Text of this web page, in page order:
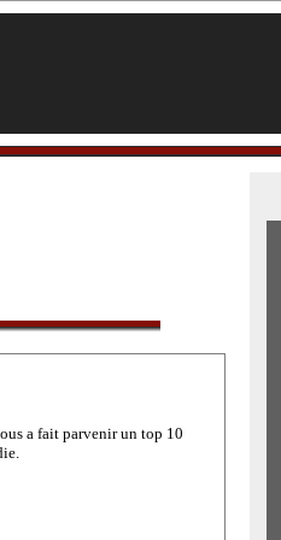
a fait parvenir un top 10